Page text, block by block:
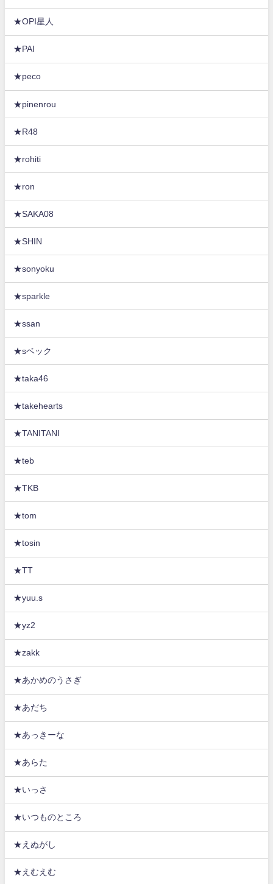
★OPI星人
★PAI
★peco
★pinenrou
★R48
★rohiti
★ron
★SAKA08
★SHIN
★sonyoku
★sparkle
★ssan
★sベック
★taka46
★takehearts
★TANITANI
★teb
★TKB
★tom
★tosin
★TT
★yuu.s
★yz2
★zakk
★あかめのうさぎ
★あだち
★あっきーな
★あらた
★いっさ
★いつものところ
★えぬがし
★えむえむ